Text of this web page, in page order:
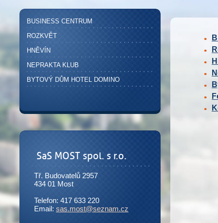
BUSINESS CENTRUM
ROZKVĚT
HNĚVÍN
NEPRAKTA KLUB
BYTOVÝ DŮM HOTEL DOMINO
SaS MOST spol. s r.o.
Tř. Budovatelů 2957
434 01 Most
Telefon: 417 633 220
Email: sas.most@seznam.cz